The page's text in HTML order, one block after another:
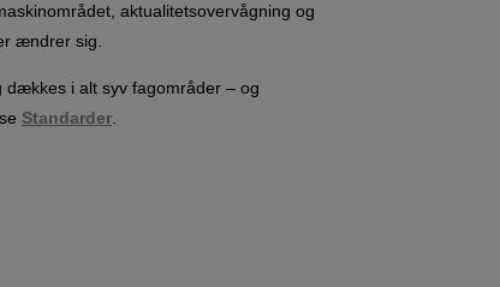
aktualitetsovervågning og
ændrer sig.
dækkes i alt syv fagområder – og
Standarder.